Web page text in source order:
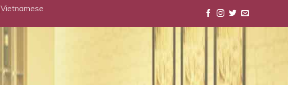
Vietnamese